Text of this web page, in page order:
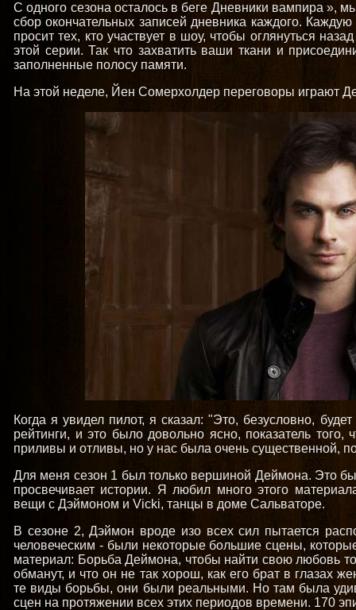
С одного сезона осталось в беге Дневники вампира »,
сбор окончательных записей дневника каждого.
просит тех, кто участвует в шоу, чтобы оглянуться
этой серии. Так что захватить ваши ткани и
заполненные полосу памяти.
На этой неделе, Йен Сомерхолдер переговоры играют
Когда я увидел пилот, я сказал: "Это, безусловно,
рейтинги, и это было довольно ясно, показатель
приливы и отливы, но у нас была очень существенной,
Для меня сезон 1 был только вершиной Деймона. Это
просвечивает истории. Я любил много этого
вещи с Дэймоном и Vicki, танцы в доме Сальваторе.
В сезоне 2, Дэймон вроде изо всех сил пытается
человеческим - были некоторые большие сцены,
материал: Борьба Деймона, чтобы найти свою любовь
обманут, и что он не так хорош, как его брат в глазах
те виды борьбы, они были реальными. Но там была
сцен на протяжении всех этих периодов времени. 170